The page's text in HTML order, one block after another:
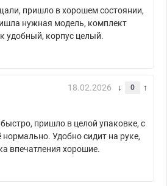
пришло в хорошем состоянии,
нужная модель, комплект
удобный, корпус целый.
18.02.2026 0
пришло в целой упаковке, с
Удобно сидит на руке,
впечатления хорошие.